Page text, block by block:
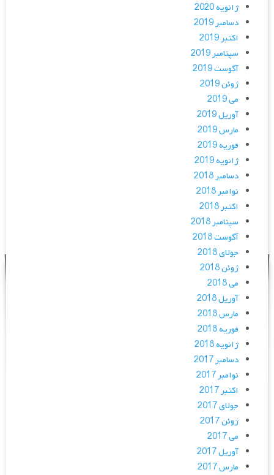
ژانویه 2020
دسامبر 2019
اکتبر 2019
سپتامبر 2019
آگوست 2019
ژوئن 2019
می 2019
آوریل 2019
مارس 2019
فوریه 2019
ژانویه 2019
دسامبر 2018
نوامبر 2018
اکتبر 2018
سپتامبر 2018
آگوست 2018
جولای 2018
ژوئن 2018
می 2018
آوریل 2018
مارس 2018
فوریه 2018
ژانویه 2018
دسامبر 2017
نوامبر 2017
اکتبر 2017
جولای 2017
ژوئن 2017
می 2017
آوریل 2017
مارس 2017